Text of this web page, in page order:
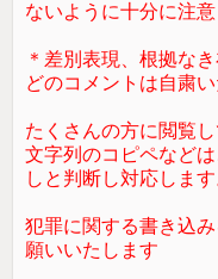
ないように十分に注
＊差別表現、根拠な
どのコメントは自粛
たくさんの方に閲覧
文字列のコピペなど
しと判断し対応します
犯罪に関する書き込
願いいたします